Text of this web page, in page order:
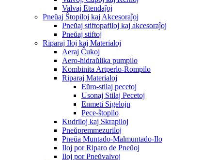
Valvaj Etendaĵoj
Pneŭaj Ŝtopiloj kaj Akcesoraĵoj
Pneŭaj stiftopafiloj kaj akcesoraĵoj
Pneŭaj stiftoj
Riparaj Iloj kaj Materialoj
Aeraj Ĉukoj
Aero-hidraŭlika pumpilo
Kombinita Artperlo-Rompilo
Riparaj Materialoj
Eŭro-stilaj pecetoj
Usonaj Stilaj Pecetoj
Enmeti Sigelojn
Pece-ŝtopilo
Kudriloj kaj Skrapiloj
Pneŭpremmezuriloj
Pneŭa Muntado-Malmuntado-Ilo
Iloj por Riparo de Pneŭoj
Iloj por Pneŭvalvoj